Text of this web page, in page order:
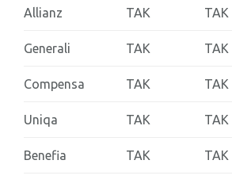
Allianz TAK TAK
Generali TAK TAK
Compensa TAK TAK
Uniqa TAK TAK
Benefia TAK TAK